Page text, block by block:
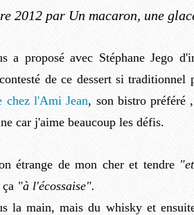
2012 par Un macaron, une
a proposé avec Stéphane Jego
de ce dessert si
chez l'Ami Jean, son bistro préféré
car j'aime beaucoup les défis.
étrange de mon cher et tendre
"à l'écossaise".
la main, mais du whisky et